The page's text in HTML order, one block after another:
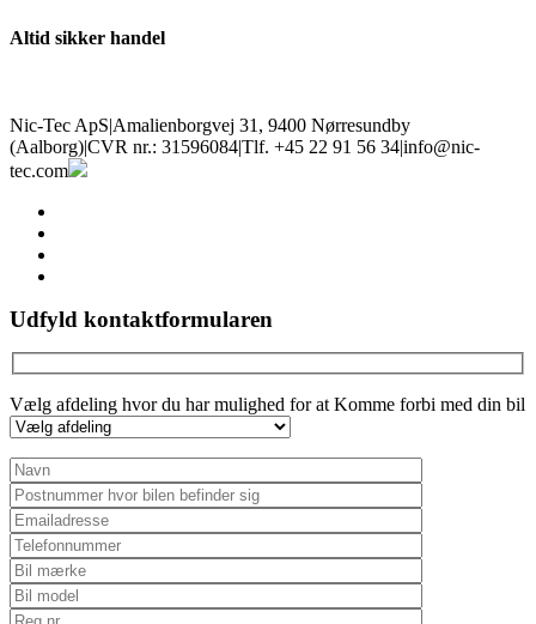
Altid sikker handel
Nic-Tec ApS|Amalienborgvej 31, 9400 Nørresundby
(Aalborg)|CVR nr.: 31596084|Tlf. +45 22 91 56 34|info@nic-
tec.com
Udfyld kontaktformularen
Vælg afdeling hvor du har mulighed for at Komme forbi med din bil